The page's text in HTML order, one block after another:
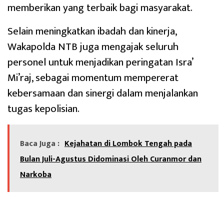
memberikan yang terbaik bagi masyarakat.
Selain meningkatkan ibadah dan kinerja,
Wakapolda NTB juga mengajak seluruh
personel untuk menjadikan peringatan Isra’
Mi’raj, sebagai momentum mempererat
kebersamaan dan sinergi dalam menjalankan
tugas kepolisian.
Baca Juga : Kejahatan di Lombok Tengah pada
Bulan Juli-Agustus Didominasi Oleh Curanmor dan
Narkoba